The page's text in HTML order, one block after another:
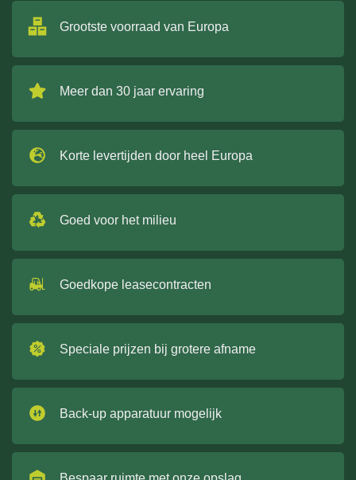
Grootste voorraad van Europa
Meer dan 30 jaar ervaring
Korte levertijden door heel Europa
Goed voor het milieu
Goedkope leasecontracten
Speciale prijzen bij grotere afname
Back-up apparatuur mogelijk